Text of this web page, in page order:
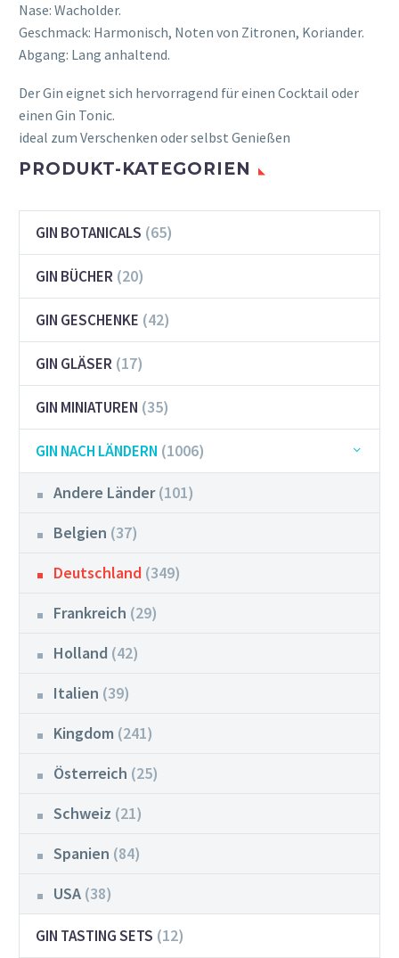
Nase: Wacholder.
Geschmack: Harmonisch, Noten von Zitronen, Koriander.
Abgang: Lang anhaltend.
Der Gin eignet sich hervorragend für einen Cocktail oder
einen Gin Tonic.
ideal zum Verschenken oder selbst Genießen
PRODUKT-KATEGORIEN
GIN BOTANICALS (65)
GIN BÜCHER (20)
GIN GESCHENKE (42)
GIN GLÄSER (17)
GIN MINIATUREN (35)
GIN NACH LÄNDERN (1006)
Andere Länder (101)
Belgien (37)
Deutschland (349)
Frankreich (29)
Holland (42)
Italien (39)
Kingdom (241)
Österreich (25)
Schweiz (21)
Spanien (84)
USA (38)
GIN TASTING SETS (12)